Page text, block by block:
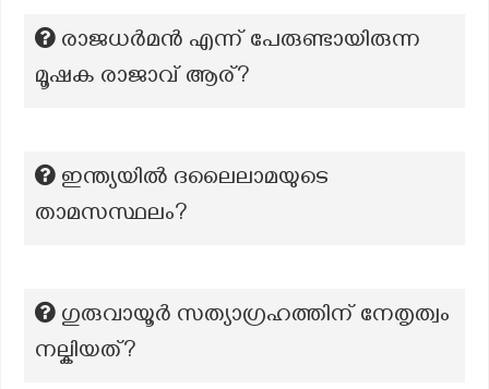
രാജധർമൻ എന്ന് പേരുണ്ടായിരുന്ന
മൂഷക രാജാവ് ആര്?
ഇന്ത്യയിൽ ദലൈലാമയുടെ
താമസസ്ഥലം?
ഗുരുവായൂർ സത്യാഗ്രഹത്തിന് നേതൃത്വം
നല്കിയത്?